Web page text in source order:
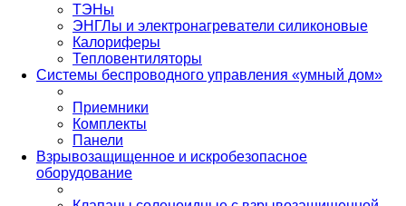
ТЭНы
ЭНГЛы и электронагреватели силиконовые
Калориферы
Тепловентиляторы
Системы беспроводного управления «умный дом»
Приемники
Комплекты
Панели
Взрывозащищенное и искробезопасное
оборудование